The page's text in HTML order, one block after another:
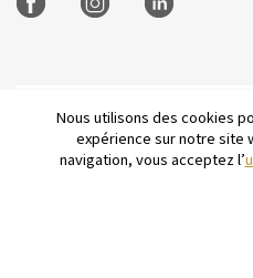
2026 Parisian Home Plan du
Conditions générales de vente -
Nous utilisons des cookies
expérience sur notre site
navigation, vous acceptez l’